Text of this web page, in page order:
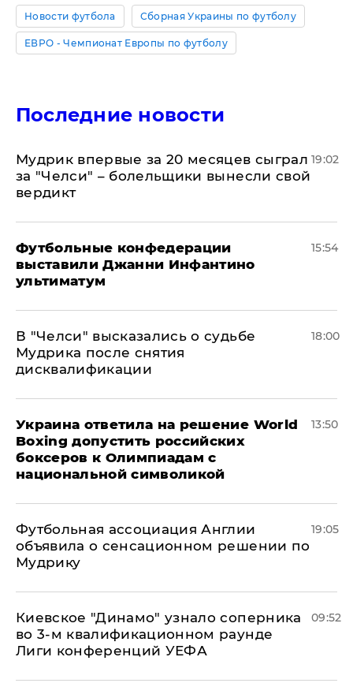
Новости футбола Сборная Украины по футболу
ЕВРО - Чемпионат Европы по футболу
Последние новости
Мудрик впервые за 20 месяцев сыграл
за "Челси" – болельщики вынесли свой
вердикт
19:02
Футбольные конфедерации
выставили Джанни Инфантино
ультиматум
15:54
В "Челси" высказались о судьбе
Мудрика после снятия
дисквалификации
18:00
Украина ответила на решение World
Boxing допустить российских
боксеров к Олимпиадам с
национальной символикой
13:50
Футбольная ассоциация Англии
объявила о сенсационном решении по
Мудрику
19:05
Киевское "Динамо" узнало соперника
во 3-м квалификационном раунде
Лиги конференций УЕФА
09:52